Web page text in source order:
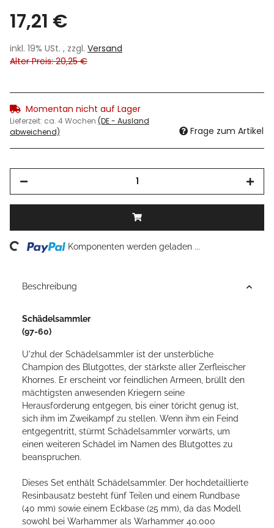
17,21 €
inkl. 19% USt. , zzgl. Versand
Alter Preis: 20,25 €
Momentan nicht auf Lager
Lieferzeit: ca. 4 Wochen (DE - Ausland
abweichend)
Frage zum Artikel
Komponenten werden geladen ...
Beschreibung
Schädelsammler
(97-60)
U'zhul der Schädelsammler ist der unsterbliche
Champion des Blutgottes, der stärkste aller Zerfleischer
Khornes. Er erscheint vor feindlichen Armeen, brüllt den
mächtigsten anwesenden Kriegern seine
Herausforderung entgegen, bis einer töricht genug ist,
sich ihm im Zweikampf zu stellen. Wenn ihm ein Feind
entgegentritt, stürmt Schädelsammler vorwärts, um
einen weiteren Schädel im Namen des Blutgottes zu
beanspruchen.
Dieses Set enthält Schädelsammler. Der hochdetaillierte
Resinbausatz besteht fünf Teilen und einem Rundbase
(40 mm) sowie einem Eckbase (25 mm), da das Modell
sowohl bei Warhammer als Warhammer 40.000